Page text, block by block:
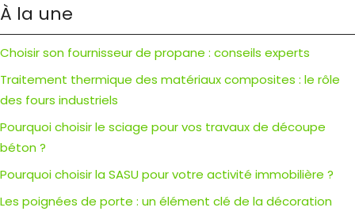
À la une
Choisir son fournisseur de propane : conseils experts
Traitement thermique des matériaux composites : le rôle
des fours industriels
Pourquoi choisir le sciage pour vos travaux de découpe
béton ?
Pourquoi choisir la SASU pour votre activité immobilière ?
Les poignées de porte : un élément clé de la décoration